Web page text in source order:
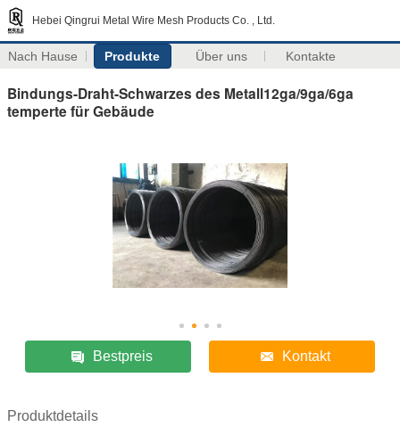
Hebei Qingrui Metal Wire Mesh Products Co. , Ltd.
Nach Hause Produkte Über uns Kontakte
Bindungs-Draht-Schwarzes des Metall12ga/9ga/6ga
temperte für Gebäude
Bestpreis Kontakt
Produktdetails